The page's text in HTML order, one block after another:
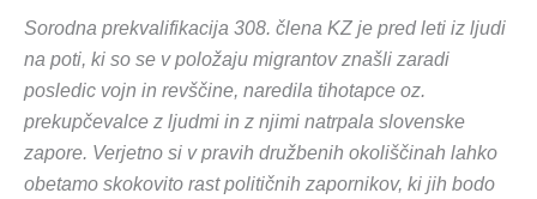
Sorodna prekvalifikacija 308. člena KZ je pred leti iz ljudi
na poti, ki so se v položaju migrantov znašli zaradi
posledic vojn in revščine, naredila tihotapce oz.
prekupčevalce z ljudmi in z njimi natrpala slovenske
zapore. Verjetno si v pravih družbenih okoliščinah lahko
obetamo skokovito rast političnih zapornikov, ki jih bodo